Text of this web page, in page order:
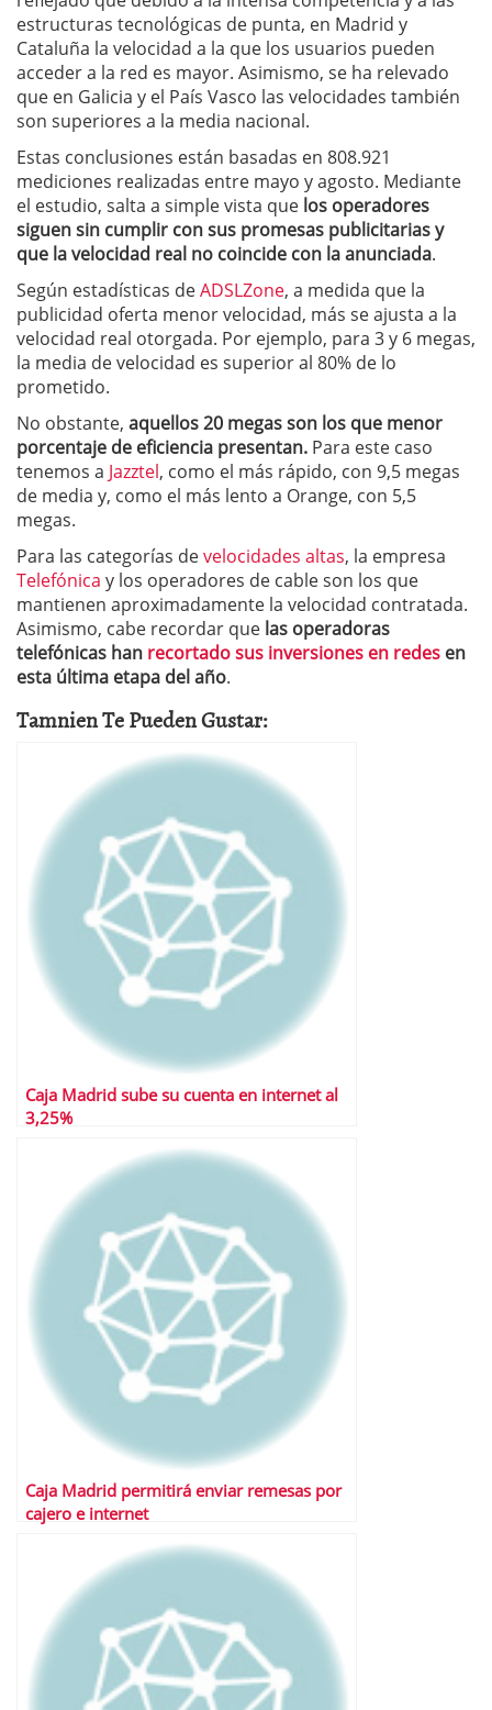
estructuras tecnológicas de punta, en Madrid y
Cataluña la velocidad a la que los usuarios pueden
acceder a la red es mayor. Asimismo, se ha relevado
que en Galicia y el País Vasco las velocidades también
son superiores a la media nacional.
Estas conclusiones están basadas en 808.921
mediciones realizadas entre mayo y agosto. Mediante
el estudio, salta a simple vista que los operadores
siguen sin cumplir con sus promesas publicitarias y
que la velocidad real no coincide con la anunciada.
Según estadísticas deADSLZone, a medida que la
publicidad oferta menor velocidad, más se ajusta a la
velocidad real otorgada. Por ejemplo, para 3 y 6 megas,
la media de velocidad es superior al 80% de lo
prometido.
No obstante, aquellos 20 megas son los que menor
porcentaje de eficiencia presentan. Para este caso
tenemos a Jazztel, como el más rápido, con 9,5 megas
de media y, como el más lento a Orange, con 5,5
megas.
Para las categorías develocidades altas, la empresa
Telefónica y los operadores de cable son los que
mantienen aproximadamente la velocidad contratada.
Asimismo, cabe recordar que las operadoras
telefónicas han recortado sus inversiones en redes en
esta última etapa del año.
Tamnien Te Pueden Gustar:
Caja Madrid sube su cuenta en internet al
3,25%
Caja Madrid permitirá enviar remesas por
cajero e internet